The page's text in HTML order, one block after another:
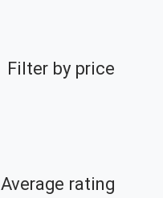
Filter by price
Average rating